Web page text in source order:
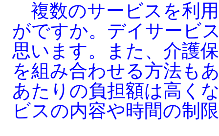
複数のサービスを利
がですか。デイサービ
思います。また、介護
を組み合わせる方法も
あたりの負担額は高く
ビスの内容や時間の制